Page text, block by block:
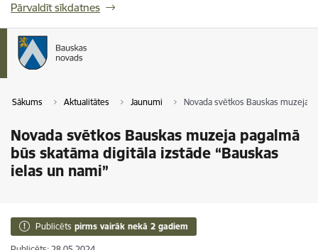
Pārvaldīt sīkdatnes
Sākums Aktualitātes Jaunumi Novada svētkos Bauskas muzeja
Novada svētkos Bauskas muzeja pagalmā
būs skatāma digitāla izstāde “Bauskas
ielas un nami”
Publicēts pirms vairāk nekā 2 gadiem